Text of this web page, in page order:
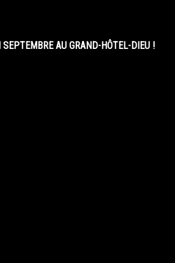
AU GRAND-HÔTEL-DIEU !